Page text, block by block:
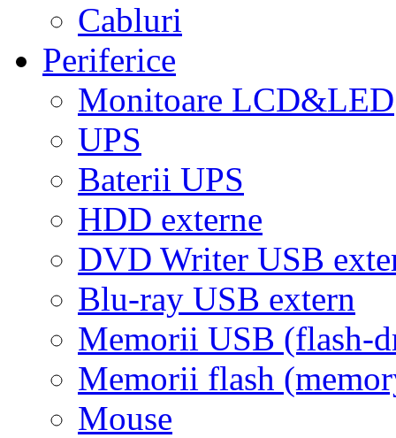
Cabluri
Periferice
Monitoare LCD&LED
UPS
Baterii UPS
HDD externe
DVD Writer USB
Blu-ray USB extern
Memorii USB (flash-
Memorii flash
Mouse